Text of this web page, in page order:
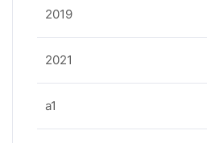
2019
2021
a1